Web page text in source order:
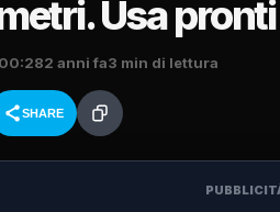
Usa
2 anni fa3 min di lettura
SHARE